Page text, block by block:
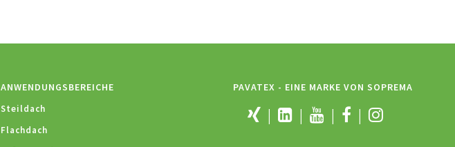
ANWENDUNGSBEREICHE
Steildach
Flachdach
PAVATEX - EINE MARKE VON SOPREMA